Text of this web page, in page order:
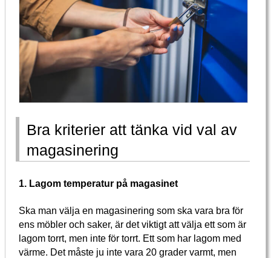
Bra kriterier att tänka vid val av
magasinering
1. Lagom temperatur på magasinet
Ska man välja en magasinering som ska vara bra för
ens möbler och saker, är det viktigt att välja ett som är
lagom torrt, men inte för torrt. Ett som har lagom med
värme. Det måste ju inte vara 20 grader varmt, men